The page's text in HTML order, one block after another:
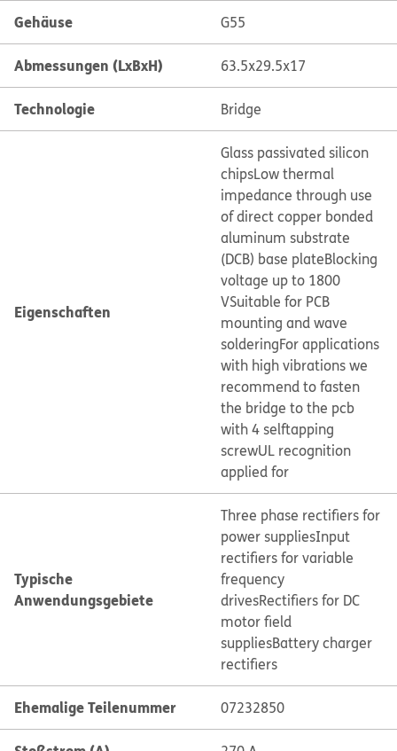
Gehäuse G55
Abmessungen (LxBxH) 63.5x29.5x17
Technologie Bridge
Eigenschaften
Glass passivated silicon
chipsLow thermal
impedance through use
of direct copper bonded
aluminum substrate
(DCB) base plateBlocking
voltage up to 1800
VSuitable for PCB
mounting and wave
solderingFor applications
with high vibrations we
recommend to fasten
the bridge to the pcb
with 4 selftapping
screwUL recognition
applied for
Typische
Anwendungsgebiete
Three phase rectifiers for
power suppliesInput
rectifiers for variable
frequency
drivesRectifiers for DC
motor field
suppliesBattery charger
rectifiers
Ehemalige Teilenummer 07232850